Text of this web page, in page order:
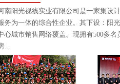
南阳光视线实业有限公司是一家集设
务为一体的综合性企业。其下设：阳
心城市销售网络覆盖。现拥有500多
...